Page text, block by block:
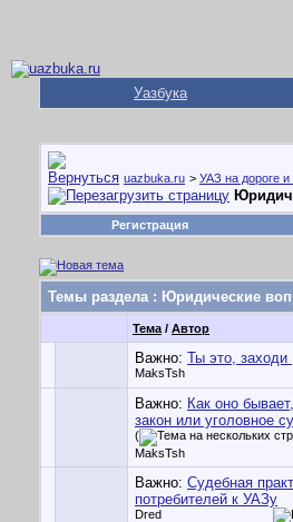
Уазбука
uazbuka.ru > УАЗ на дороге и
Регистрация
Темы раздела: Юридические
Тема / Автор
Важно: Ты это, заходи
MaksTsh
Важно: Как оно
закон или уголовное
(
MaksTsh
Важно: Судебная
потребителей к УАЗу
Dred